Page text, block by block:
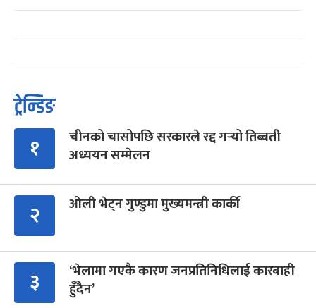
ट्रेन्डिङ
१
चीनको चासोपछि सरकारले रद्द गर्‍यो तिब्बती
अध्ययन सम्मेलन
२ ओली भेट्न गुण्डुमा मुख्यमन्त्री कार्की
३
‘भेलामा गएकै कारण जनप्रतिनिधिलाई कारबाही
हुँदैन’